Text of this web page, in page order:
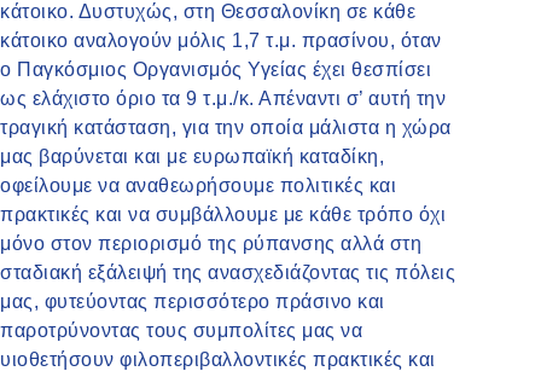
κάτοικο. Δυστυχώς, στη Θεσσαλονίκη σε κάθε
κάτοικο αναλογούν μόλις 1,7 τ.μ. πρασίνου, όταν
ο Παγκόσμιος Οργανισμός Υγείας έχει θεσπίσει
ως ελάχιστο όριο τα 9 τ.μ./κ. Απέναντι σ’ αυτή την
τραγική κατάσταση, για την οποία μάλιστα η χώρα
μας βαρύνεται και με ευρωπαϊκή καταδίκη,
οφείλουμε να αναθεωρήσουμε πολιτικές και
πρακτικές και να συμβάλλουμε με κάθε τρόπο όχι
μόνο στον περιορισμό της ρύπανσης αλλά στη
σταδιακή εξάλειψή της ανασχεδιάζοντας τις πόλεις
μας, φυτεύοντας περισσότερο πράσινο και
παροτρύνοντας τους συμπολίτες μας να
υιοθετήσουν φιλοπεριβαλλοντικές πρακτικές και